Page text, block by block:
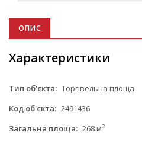
ОПИС
Характеристики
Тип об'єкта: Торгівельна площа
Код об'єкта: 2491436
Загальна площа: 268 м2